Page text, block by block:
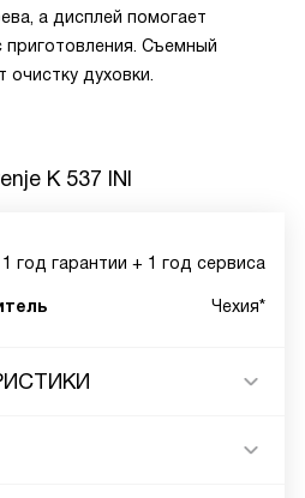
а дисплей помогает
Съемный
духовки.
K 537 INI
1 год гарантии + 1 год сервиса
Чехия*